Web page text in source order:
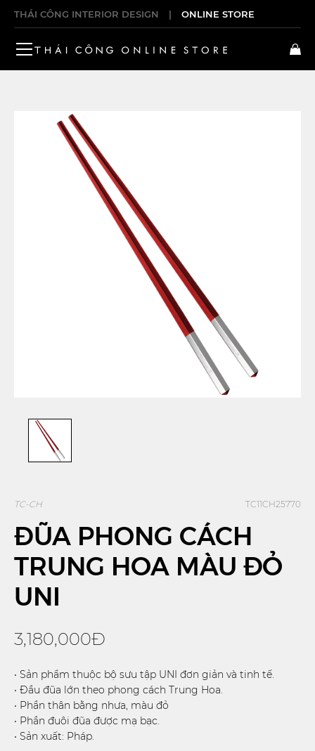
THÁI CÔNG INTERIOR DESIGN | ONLINE STORE
TC-CH TC11CH25770
ĐŨA PHONG CÁCH
TRUNG HOA MÀU ĐỎ
UNI
3,180,000Đ
• Sản phẩm thuộc bộ sưu tập UNI đơn giản và tinh tế.
• Đầu đũa lớn theo phong cách Trung Hoa.
• Phần thân bằng nhưa, màu đỏ
• Phần đuôi đũa được mạ bạc.
• Sản xuất: Pháp.